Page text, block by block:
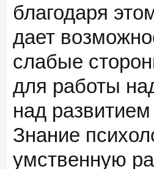
благодаря
дает
слабые
для работы
над
Знание
умственную